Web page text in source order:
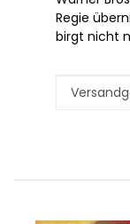
Regie
birgt nicht
Wert